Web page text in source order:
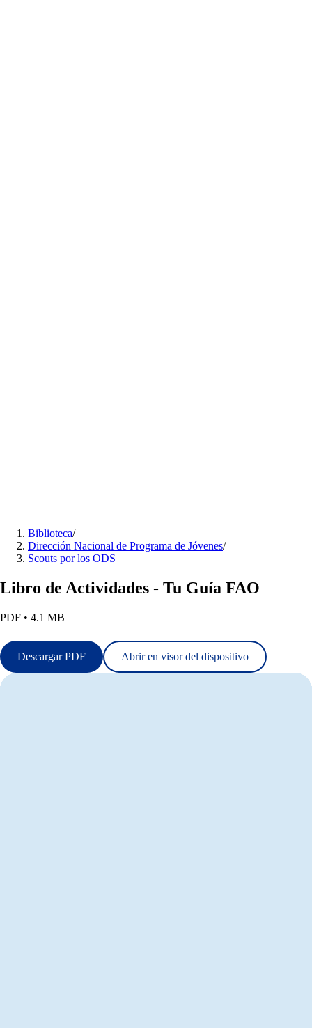
Biblioteca/
Dirección Nacional de Programa de Jóvenes/
Scouts por los ODS
Libro de Actividades - Tu Guía FAO
PDF • 4.1 MB
Descargar PDF Abrir en visor del dispositivo